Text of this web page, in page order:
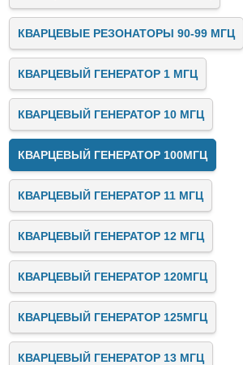
КВАРЦЕВЫЕ РЕЗОНАТОРЫ 90-99 МГЦ
КВАРЦЕВЫЙ ГЕНЕРАТОР 1 МГЦ
КВАРЦЕВЫЙ ГЕНЕРАТОР 10 МГЦ
КВАРЦЕВЫЙ ГЕНЕРАТОР 100МГЦ
КВАРЦЕВЫЙ ГЕНЕРАТОР 11 МГЦ
КВАРЦЕВЫЙ ГЕНЕРАТОР 12 МГЦ
КВАРЦЕВЫЙ ГЕНЕРАТОР 120МГЦ
КВАРЦЕВЫЙ ГЕНЕРАТОР 125МГЦ
КВАРЦЕВЫЙ ГЕНЕРАТОР 13 МГЦ